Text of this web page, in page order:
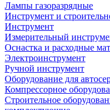
Лампы газоразрядные
Инструмент и
Инструмент
Измерительный
Оснастка и расходные
Электроинструмент
Ручной инструмент
Оборудование для
Компрессорное
Строительное